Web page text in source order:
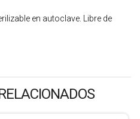
en autoclave. Libre de